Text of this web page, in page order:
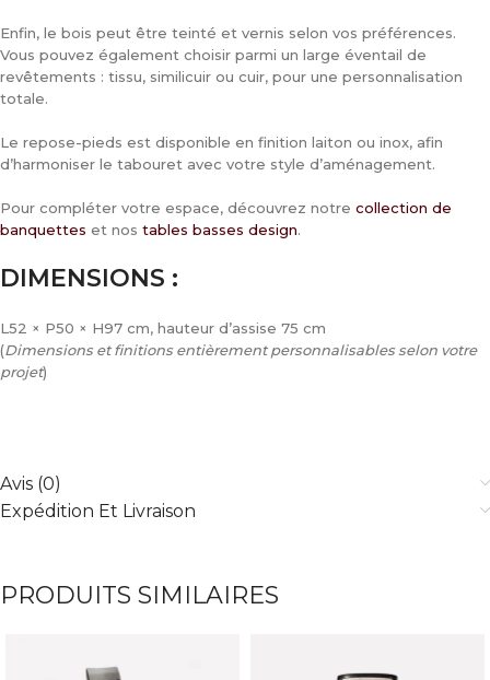
Enfin, le bois peut être teinté et vernis selon vos préférences.
Vous pouvez également choisir parmi un large éventail de
revêtements : tissu, similicuir ou cuir, pour une personnalisation
totale.
Le repose-pieds est disponible en finition laiton ou inox, afin
d’harmoniser le tabouret avec votre style d’aménagement.
Pour compléter votre espace, découvrez notre collection de
banquettes et nos tables basses design.
DIMENSIONS :
L52 × P50 × H97 cm, hauteur d’assise 75 cm
(Dimensions et finitions entièrement personnalisables selon votre
projet)
Avis (0)
Expédition Et Livraison
PRODUITS SIMILAIRES